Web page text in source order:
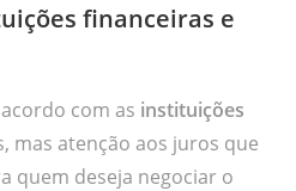
financeiras e
com as instituições
mas atenção aos juros que
quem deseja negociar o